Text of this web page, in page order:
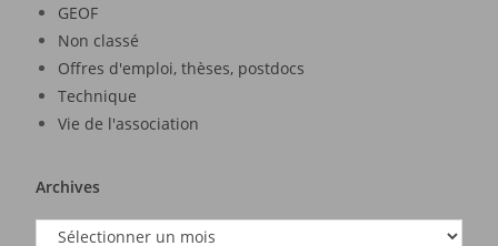
GEOF
Non classé
Offres d'emploi, thèses, postdocs
Technique
Vie de l'association
Archives